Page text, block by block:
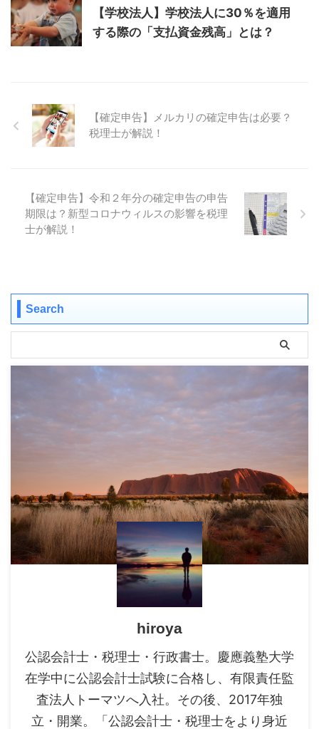
【学校法人】学校法人に30％を適用
する際の「支払資金残高」とは？
【確定申告】メルカリの確定申告は必要？
税理士が解説！
【確定申告】令和２年分の確定申告の申告
期限は？新型コロナウィルスの影響を税理
士が解説！
Search
hiroya
公認会計士・税理士・行政書士。慶應義塾大学
在学中に公認会計士試験に合格し、有限責任監
査法人トーマツへ入社。その後、2017年独
立・開業。「公認会計士・税理士をより身近